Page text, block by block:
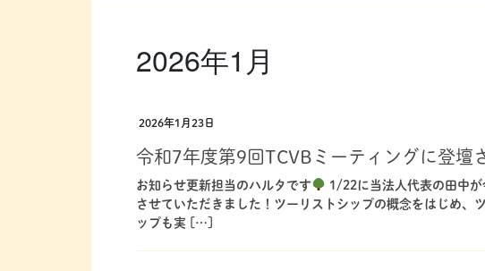
2026年1月
2026年1月23日
令和7年度第9回TCVBミーティングに登壇
お知らせ更新担当のハルタです
1/22に当法人代表の田中
させていただきました！ツーリストシップの概念をはじめ、
ップも実 […]